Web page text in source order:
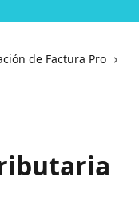
de Factura Pro